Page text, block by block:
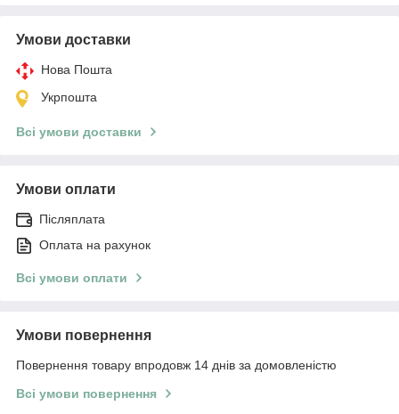
Умови доставки
Нова Пошта
Укрпошта
Всі умови доставки
Умови оплати
Післяплата
Оплата на рахунок
Всі умови оплати
Умови повернення
Повернення товару впродовж 14 днів за домовленістю
Всі умови повернення